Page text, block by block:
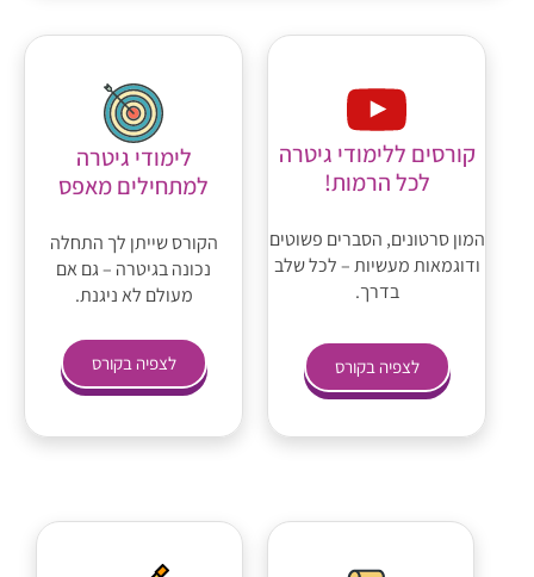
קורסים ללימודי גיטרה
לכל הרמות!
המון סרטונים, הסברים פשוטים
ודוגמאות מעשיות – לכל שלב
בדרך.
לצפיה בקורס
לימודי גיטרה
למתחילים מאפס
הקורס שייתן לך התחלה
נכונה בגיטרה – גם אם
מעולם לא ניגנת.
לצפיה בקורס